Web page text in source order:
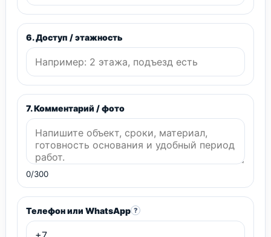
6. Доступ / этажность
7. Комментарий / фото
0/300
Телефон или WhatsApp ?